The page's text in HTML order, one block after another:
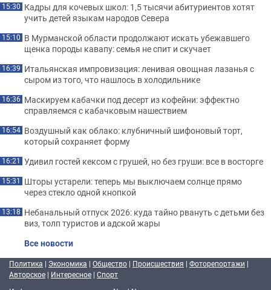
15:30 Кадры для кочевых школ: 1,5 тысячи абитуриентов хотят
учить детей языкам народов Севера
15:10 В Мурманской области продолжают искать убежавшего
щенка породы кавапу: семья не спит и скучает
16:39 Итальянская импровизация: ленивая овощная лазанья с
сыром из того, что нашлось в холодильнике
16:36 Маскируем кабачки под десерт из кофейни: эффектно
справляемся с кабачковым нашествием
16:54 Воздушный как облако: клубничный шифоновый торт,
который сохраняет форму
16:21 Удивил гостей кексом с грушей, но без груши: все в восторге
15:31 Шторы устарели: теперь мы выключаем солнце прямо
через стекло одной кнопкой
13:18 Небанальный отпуск 2026: куда тайно рвануть с детьми без
виз, толп туристов и адской жары
Все новости
Политика | Экономика | Общество | Происшествия | Фоторепортажи |
Авторское | Интересное | Спорт